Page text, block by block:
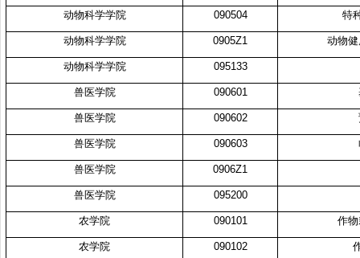
动物科学学院 090504 特
动物科学学院 0905Z1 动物
动物科学学院 095133
兽医学院 090601
兽医学院 090602
兽医学院 090603
兽医学院 0906Z1
兽医学院 095200
农学院 090101 作
农学院 090102